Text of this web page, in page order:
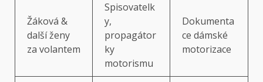
Žáková &
další ženy
za volantem
Spisovatelk
y,
propagátor
ky
motorismu
Dokumenta
ce dámské
motorizace